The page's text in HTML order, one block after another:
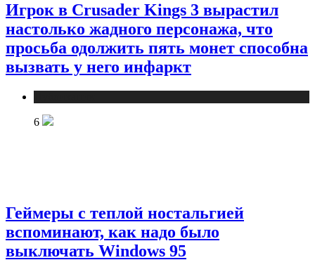
Игрок в Crusader Kings 3 вырастил
настолько жадного персонажа, что
просьба одолжить пять монет способна
вызвать у него инфаркт
6
Геймеры с теплой ностальгией
вспоминают, как надо было
выключать Windows 95